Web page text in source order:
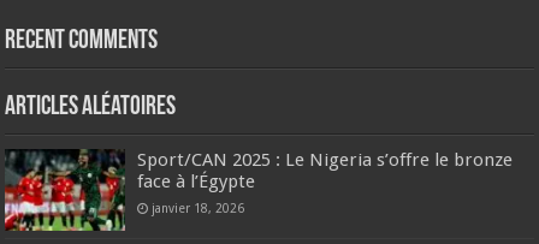
Recent Comments
Articles aléatoires
‎Sport/CAN 2025 : Le Nigeria s’offre le bronze
face à l’Égypte
janvier 18, 2026